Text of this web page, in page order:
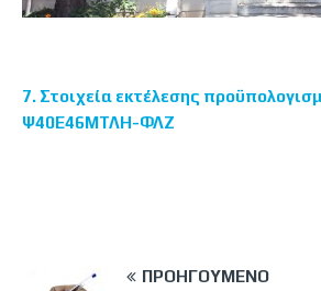
7. Στοιχεία εκτέλεσης
Ψ40Ε46ΜΤΛΗ-ΦΛΖ
ΠΡΟΗΓΟΎΜΕΝΟ